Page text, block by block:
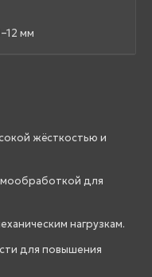
мм
жёсткостью и
для
нагрузкам.
для повышения